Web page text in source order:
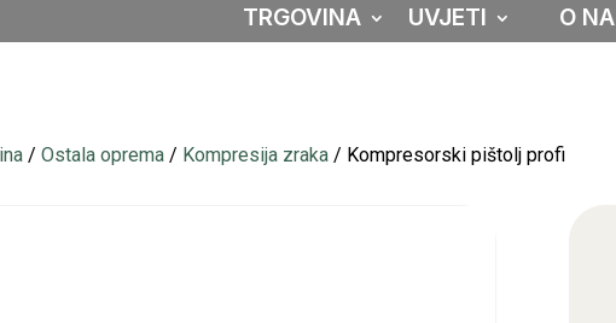
TRGOVINA UVJETI O
/Ostala oprema / Kompresija zraka / Kompresorski pištolj profi